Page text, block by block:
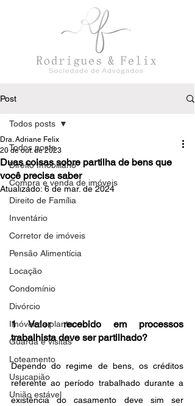
Post
Todos posts
Direito Imobiliário
Compra e venda de imóveis
Direito de Família
Inventário
Corretor de imóveis
Pensão Alimentícia
Locação
Condomínio
Divórcio
Imóvel na planta
Guarda e visitas
Loteamento
Usucapião
União estável
Todos posts
Duas coisas sobre partilha de bens que
você precisa saber
Dra. Adriane Felix
20 de out. de 2023
Atualizado:6 de mar. de 2024
1 Valor recebido em processos
trabalhista deve ser partilhado?
Dependo do regime de bens, os créditos
referente ao período trabalhado durante a
existência do casamento deve sim ser